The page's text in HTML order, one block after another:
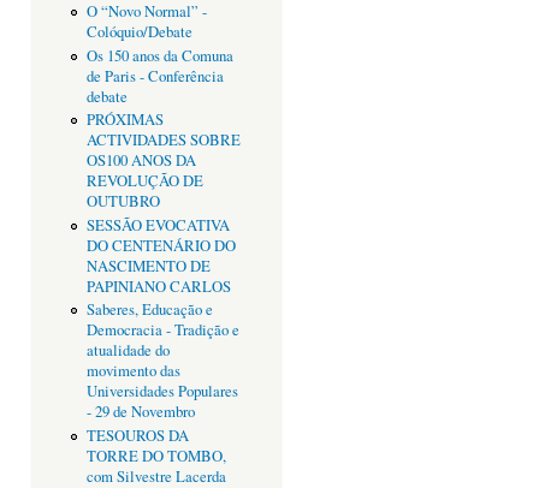
O “Novo Normal” -
Colóquio/Debate
Os 150 anos da Comuna
de Paris - Conferência
debate
PRÓXIMAS
ACTIVIDADES SOBRE
OS100 ANOS DA
REVOLUÇÃO DE
OUTUBRO
SESSÃO EVOCATIVA
DO CENTENÁRIO DO
NASCIMENTO DE
PAPINIANO CARLOS
Saberes, Educação e
Democracia - Tradição e
atualidade do
movimento das
Universidades Populares
- 29 de Novembro
TESOUROS DA
TORRE DO TOMBO,
com Silvestre Lacerda